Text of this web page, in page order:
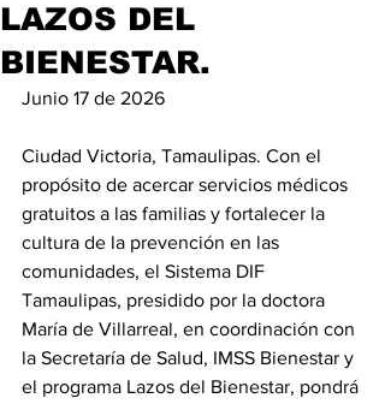
LAZOS DEL
BIENESTAR.
Junio 17 de 2026
Ciudad Victoria, Tamaulipas. Con el
propósito de acercar servicios médicos
gratuitos a las familias y fortalecer la
cultura de la prevención en las
comunidades, el Sistema DIF
Tamaulipas, presidido por la doctora
María de Villarreal, en coordinación con
la Secretaría de Salud, IMSS Bienestar y
el programa Lazos del Bienestar, pondrá